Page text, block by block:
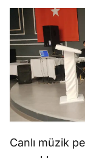
Canlı müzik